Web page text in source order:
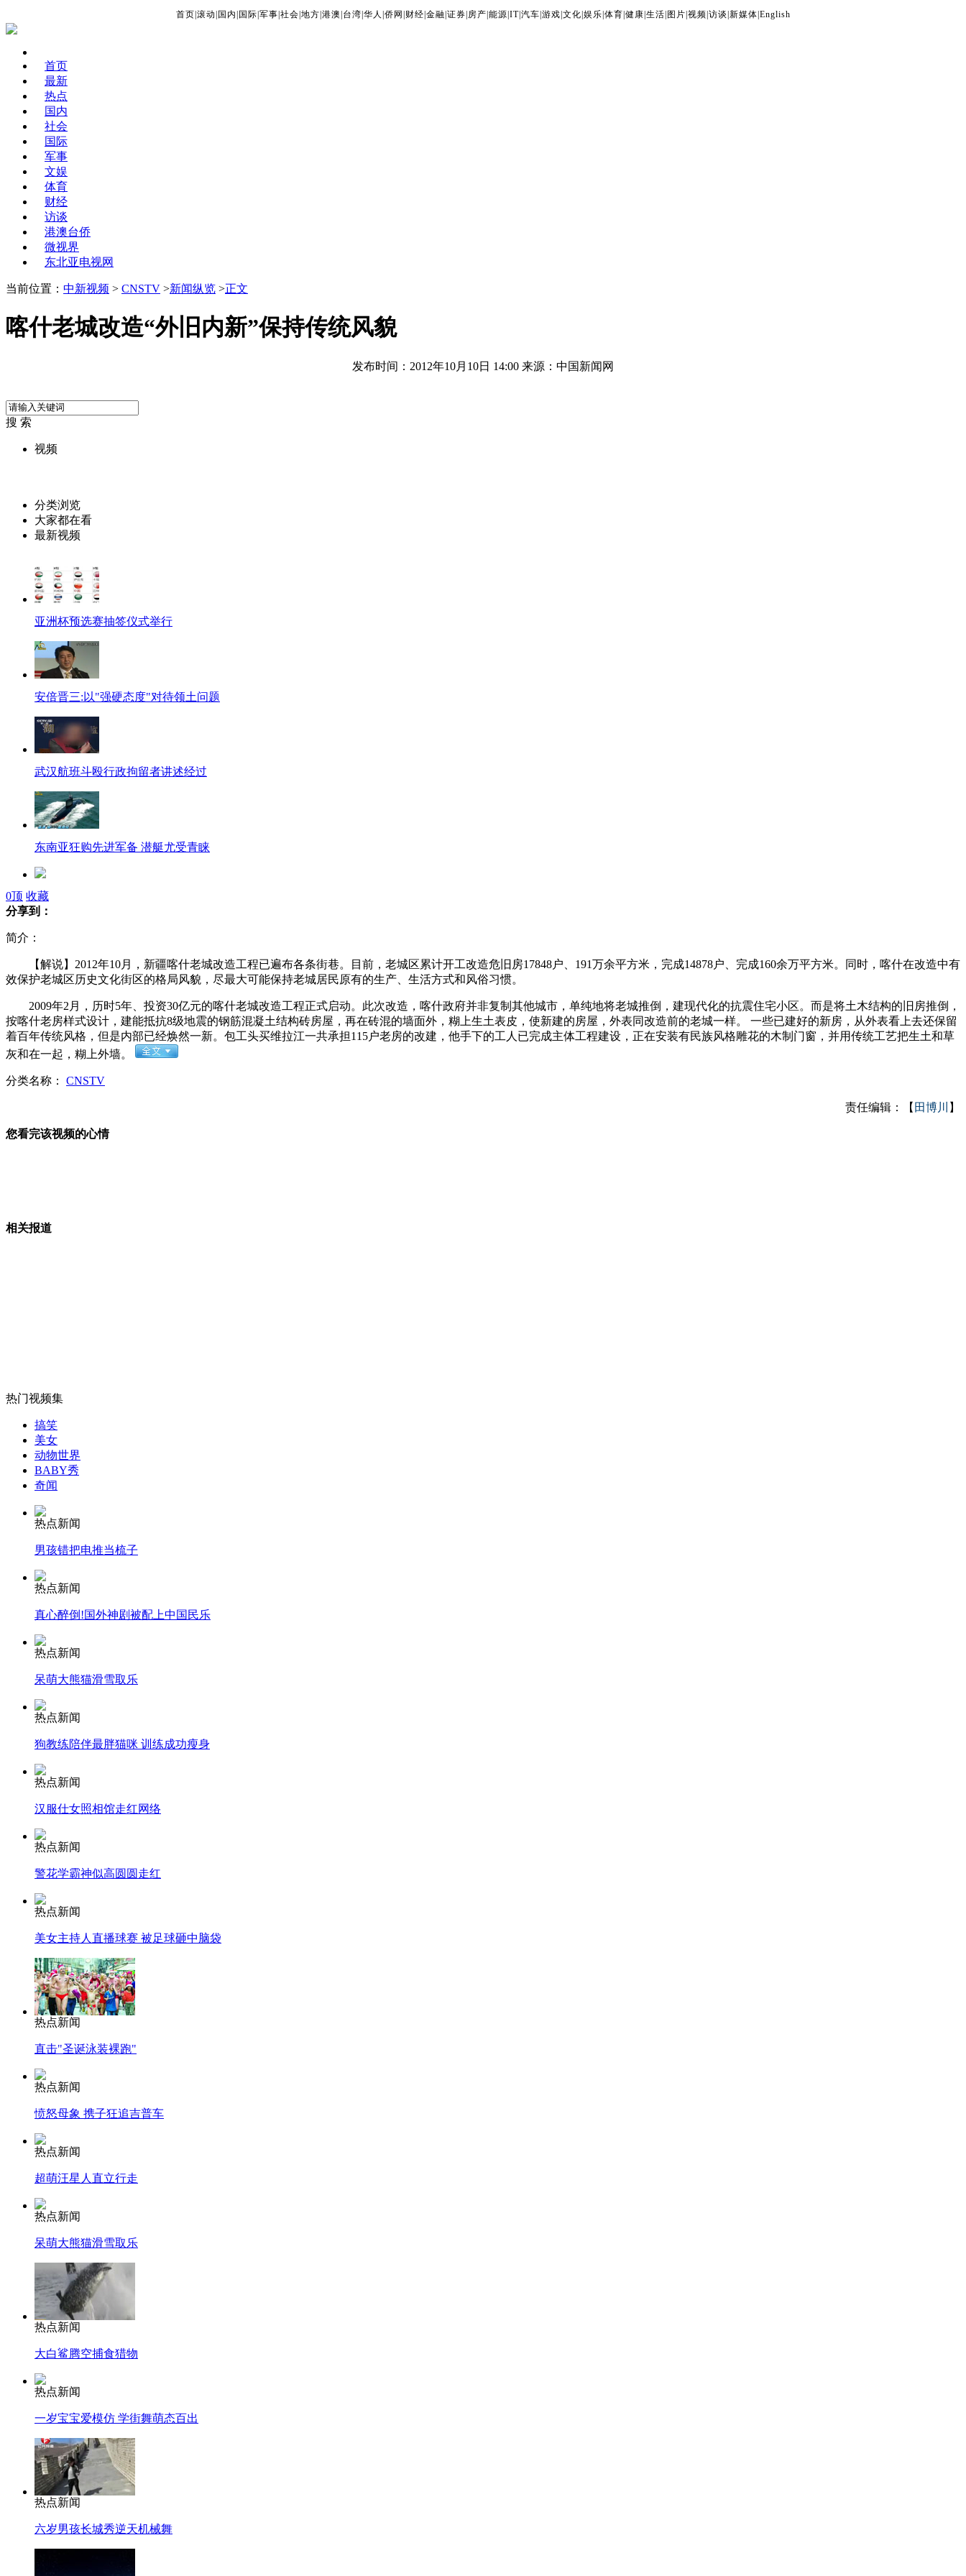
首页 滚动 国内 国际 军事 社会 地方 港澳 台湾 华人 侨网 财经 金融 证券 房产 能源 IT| 汽车 游戏 文化 娱乐 体育 健康 生活 图片 视频 访谈 新媒体 English
首页
最新
热点
国内
社会
国际
军事
文娱
体育
财经
访谈
港澳台侨
微视界
东北亚电视网
当前位置： 中新视频 > CNSTV >新闻纵览 >正文
喀什老城改造“外旧内新”保持传统风貌
发布时间：2012年10月10日 14:00 来源：中国新闻网
搜 索
视频
分类浏览
大家都在看
最新视频
亚洲杯预选赛抽签仪式举行
安倍晋三:以"强硬态度"对待领土问题
武汉航班斗殴行政拘留者讲述经过
东南亚狂购先进军备 潜艇尤受青睐
英籍足球教练纽约街头惨遭割喉
薛凯琪为好友房祖名澄清闪婚绯闻
山西运城恶犬咬伤多人 警民合力深夜将其击毙
外交部：反对强权政治霸凌主义
外交部：有关国家言论片面不公正
安徽一实载49人客车翻车
走！跟着总书记去植树
消防员救轻生者
司机酒驾遇交警 急速倒车逃窜
0顶 收藏
分享到：
简介：
【解说】2012年10月，新疆喀什老城改造工程已遍布各条街巷。目前，老城区累计开工改造危旧房17848户、191万余平方米，完成14878户、完成160余万平方米。同时，喀什在改造中有
效保护老城区历史文化街区的格局风貌，尽最大可能保持老城居民原有的生产、生活方式和风俗习惯。
2009年2月，历时5年、投资30亿元的喀什老城改造工程正式启动。此次改造，喀什政府并非复制其他城市，单纯地将老城推倒，建现代化的抗震住宅小区。而是将土木结构的旧房推倒，
按喀什老房样式设计，建能抵抗8级地震的钢筋混凝土结构砖房屋，再在砖混的墙面外，糊上生土表皮，使新建的房屋，外表同改造前的老城一样。 一些已建好的新房，从外表看上去还保留
着百年传统风格，但是内部已经焕然一新。包工头买维拉江一共承担115户老房的改建，他手下的工人已完成主体工程建设，正在安装有民族风格雕花的木制门窗，并用传统工艺把生土和草
灰和在一起，糊上外墙。
分类名称： CNSTV
责任编辑：【 田博川 】
您看完该视频的心情
相关报道
热门视频集
搞笑
美女
动物世界
BABY秀
奇闻
热点新闻
男孩错把电推当梳子
热点新闻
真心醉倒!国外神剧被配上中国民乐
热点新闻
呆萌大熊猫滑雪取乐
热点新闻
狗教练陪伴最胖猫咪 训练成功瘦身
热点新闻
汉服仕女照相馆走红网络
热点新闻
警花学霸神似高圆圆走红
热点新闻
美女主持人直播球赛 被足球砸中脑袋
热点新闻
直击"圣诞泳装裸跑"
热点新闻
愤怒母象 携子狂追吉普车
热点新闻
超萌汪星人直立行走
热点新闻
呆萌大熊猫滑雪取乐
热点新闻
大白鲨腾空捕食猎物
热点新闻
一岁宝宝爱模仿 学街舞萌态百出
热点新闻
六岁男孩长城秀逆天机械舞